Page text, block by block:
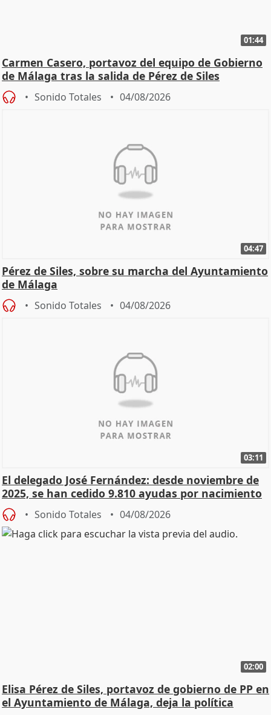
01:44
Carmen Casero, portavoz del equipo de Gobierno
de Málaga tras la salida de Pérez de Siles
Sonido Totales 04/08/2026
04:47
Pérez de Siles, sobre su marcha del Ayuntamiento
de Málaga
Sonido Totales 04/08/2026
03:11
El delegado José Fernández: desde noviembre de
2025, se han cedido 9.810 ayudas por nacimiento
Sonido Totales 04/08/2026
02:00
Elisa Pérez de Siles, portavoz de gobierno de PP en
el Ayuntamiento de Málaga, deja la política